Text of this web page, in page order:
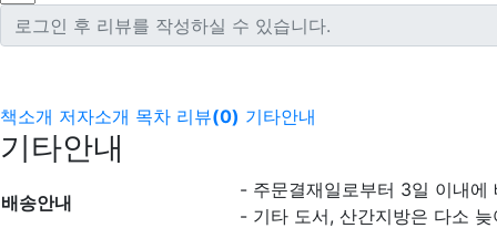
책소개 저자소개 목차 리뷰(0) 기타안내
기타안내
배송안내
- 주문결재일로부터 3일 이내에
- 기타 도서, 산간지방은 다소